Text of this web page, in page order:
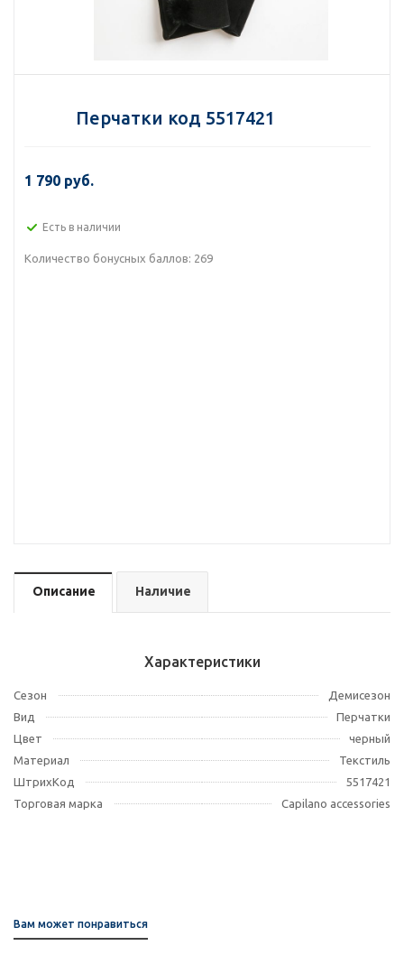
Перчатки код 5517421
1 790 руб.
Есть в наличии
Количество бонусных баллов: 269
Описание Наличие
Характеристики
Сезон
Демисезон
Вид
Перчатки
Цвет
черный
Материал
Текстиль
ШтрихКод
5517421
Торговая марка
Capilano accessories
Вам может понравиться